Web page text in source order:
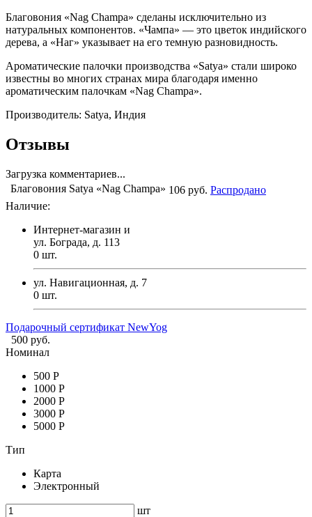
Благовония «Nag Champa» сделаны исключительно из
натуральных компонентов. «Чампа» — это цветок индийского
дерева, а «Наг» указывает на его темную разновидность.
Ароматические палочки производства «Satya» стали широко
известны во многих странах мира благодаря именно
ароматическим палочкам «Nag Champa».
Производитель: Satya, Индия
Отзывы
Загрузка комментариев...
Благовония Satya «Nag Champa» 106 руб. Распродано
Наличие:
Интернет-магазин и
ул. Бограда, д. 113
0 шт.
ул. Навигационная, д. 7
0 шт.
Подарочный сертификат NewYog
500 руб.
Номинал
500 Р
1000 Р
2000 Р
3000 Р
5000 Р
Тип
Карта
Электронный
шт